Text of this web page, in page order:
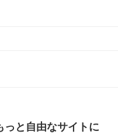
と自由なサイトに